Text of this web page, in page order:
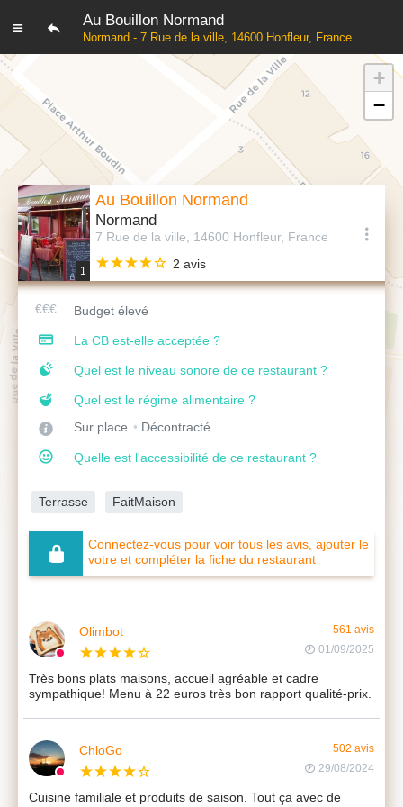
Au Bouillon Normand
Normand - 7 Rue de la ville, 14600 Honfleur, France
1
Au Bouillon Normand
Normand
7 Rue de la ville, 14600 Honfleur, France
2 avis
Budget élevé
La CB est-elle acceptée ?
Quel est le niveau sonore de ce restaurant ?
Quel est le régime alimentaire ?
Sur place
Décontracté
Quelle est l'accessibilité de ce restaurant ?
Terrasse FaitMaison
Connectez-vous pour voir tous les avis, ajouter le
votre et compléter la fiche du restaurant
Olimbot
561 avis
01/09/2025
Très bons plats maisons, accueil agréable et cadre
sympathique! Menu à 22 euros très bon rapport qualité-prix.
ChloGo
502 avis
29/08/2024
Cuisine familiale et produits de saison. Tout ça avec de
+
−